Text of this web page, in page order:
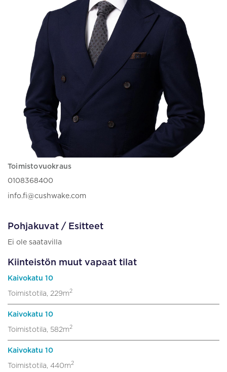
Toimistovuokraus
0108368400
info.fi@cushwake.com
Pohjakuvat / Esitteet
Ei ole saatavilla
Kiinteistön muut vapaat tilat
Kaivokatu 10
Toimistotila, 229m2
Kaivokatu 10
Toimistotila, 582m2
Kaivokatu 10
Toimistotila, 440m2